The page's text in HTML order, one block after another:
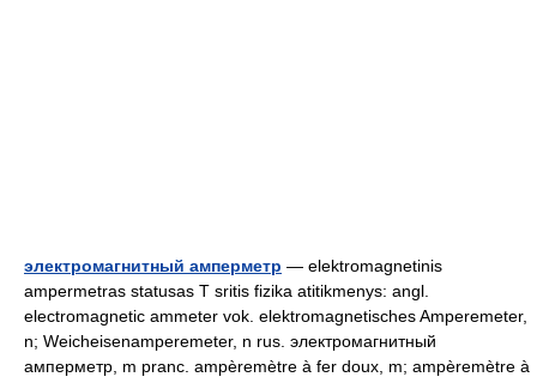
электромагнитный амперметр — elektromagnetinis
ampermetras statusas T sritis fizika atitikmenys: angl.
electromagnetic ammeter vok. elektromagnetisches Amperemeter,
n; Weicheisenamperemeter, n rus. электромагнитный
амперметр, m pranc. ampèremètre à fer doux, m; ampèremètre à